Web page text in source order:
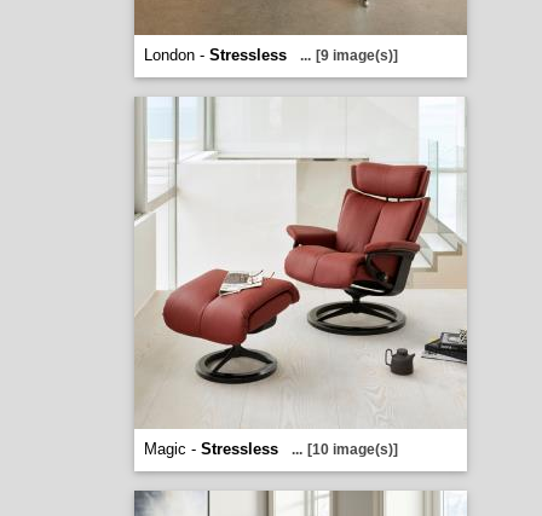
London - Stressless ... [9 image(s)]
Magic - Stressless ... [10 image(s)]